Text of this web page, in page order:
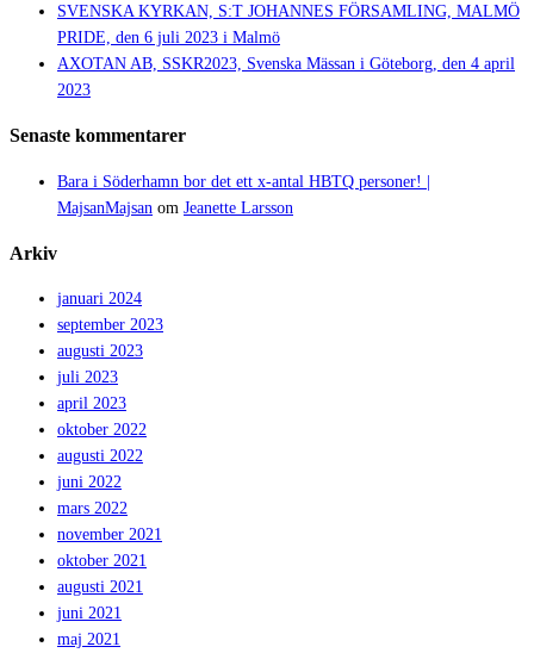
SVENSKA KYRKAN, S:T JOHANNES FÖRSAMLING, MALMÖ
PRIDE, den 6 juli 2023 i Malmö
AXOTAN AB, SSKR2023, Svenska Mässan i Göteborg, den 4 april
2023
Senaste kommentarer
Bara i Söderhamn bor det ett x-antal HBTQ personer! |
MajsanMajsan om Jeanette Larsson
Arkiv
januari 2024
september 2023
augusti 2023
juli 2023
april 2023
oktober 2022
augusti 2022
juni 2022
mars 2022
november 2021
oktober 2021
augusti 2021
juni 2021
maj 2021